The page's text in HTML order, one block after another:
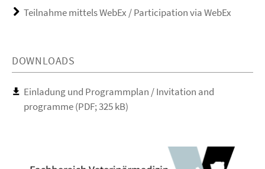
Teilnahme mittels WebEx / Participation via WebEx
DOWNLOADS
Einladung und Programmplan / Invitation and
programme (PDF; 325 kB)